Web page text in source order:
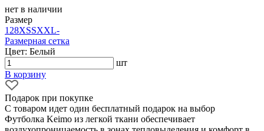
нет в наличии
Размер
128XSSXXL-
Размерная сетка
Цвет: Белый
шт
В корзину
Подарок при покупке
С товаром идет один бесплатный подарок на выбор
Футболка Keimo из легкой ткани обеспечивает